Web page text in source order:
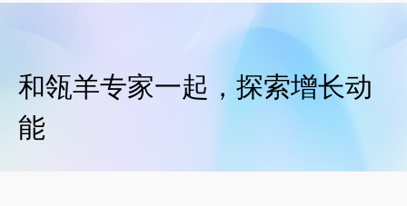
和瓴羊专家一起，探索增长动
能